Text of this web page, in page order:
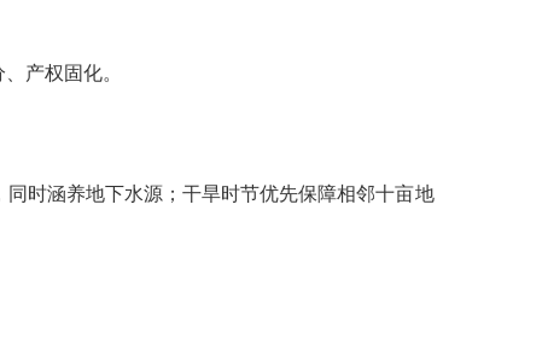
产权固化。
时涵养地下水源；干旱时节优先保障相邻十亩地